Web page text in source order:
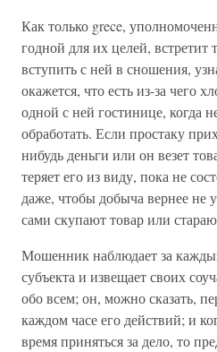
Как только grece,
годной для их целей, встретит
вступить с ней в сношения,
окажется, что есть из-за чего
одной с ней гостинице, когда
обработать. Если простаку
нибудь деньги или он везет
теряет его из виду, пока не
даже, чтобы добыча вернее не
сами скупают товар или
Мошенник наблюдает за
субъекта и извещает своих
обо всем; он, можно сказать,
каждом часе его действий; и
время приняться за дело, то